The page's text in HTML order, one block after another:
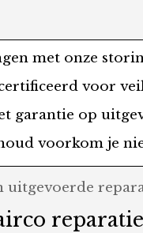
met onze
voor
garantie op
voorkom je